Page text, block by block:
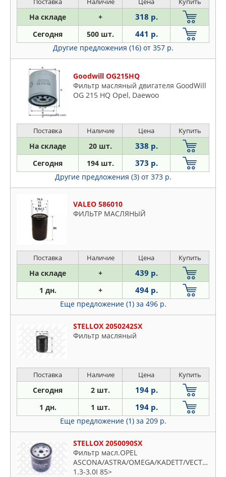
На складе + 318 р.
Сегодня 500 шт. 441 р.
Другие предложения (16) от 357 р.
Goodwill OG215HQ
Фильтр масляный двигателя GoodWill
OG 215 HQ Opel, Daewoo
Поставка Наличие Цена Купить
На складе 20 шт. 338 р.
Сегодня 194 шт. 373 р.
Другие предложения (3) от 373 р.
VALEO 586010
ФИЛЬТР МАСЛЯНЫЙ
Поставка Наличие Цена Купить
На складе + 439 р.
1 дн. + 494 р.
Еще предложение (1) за 496 р.
STELLOX 2050242SX
Фильтр масляный
Поставка Наличие Цена Купить
Сегодня 2 шт. 194 р.
1 дн. 1 шт. 194 р.
Еще предложение (1) за 209 р.
STELLOX 2050090SX
Фильтр масл.OPEL
ASCONA/ASTRA/OMEGA/KADETT/VECTRA
1.3-3.0I 85>